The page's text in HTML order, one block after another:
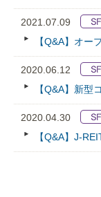
2021.07.09
【Q&A】オ
2020.06.12
【Q&A】新型
2020.04.30
【Q&A】J-